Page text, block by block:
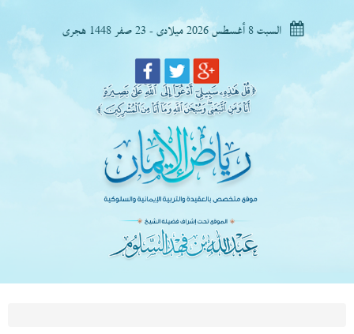
السبت 8 أغسطس 2026 ميلادى - 23 صفر 1448 هجرى